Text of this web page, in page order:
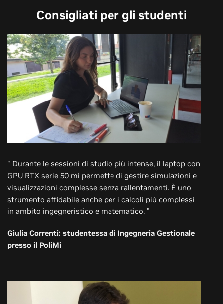
Consigliati per gli studenti
" Durante le sessioni di studio più intense, il laptop con
GPU RTX serie 50 mi permette di gestire simulazioni e
visualizzazioni complesse senza rallentamenti. È uno
strumento affidabile anche per i calcoli più complessi
in ambito ingegneristico e matematico. "
Giulia Correnti: studentessa di Ingegneria Gestionale
presso il PoliMi